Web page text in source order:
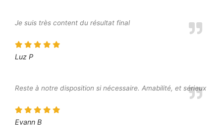
Je suis très content du résultat final
Luz P
Reste à notre disposition si nécessaire. Amabilité, et sérieux
Evann B